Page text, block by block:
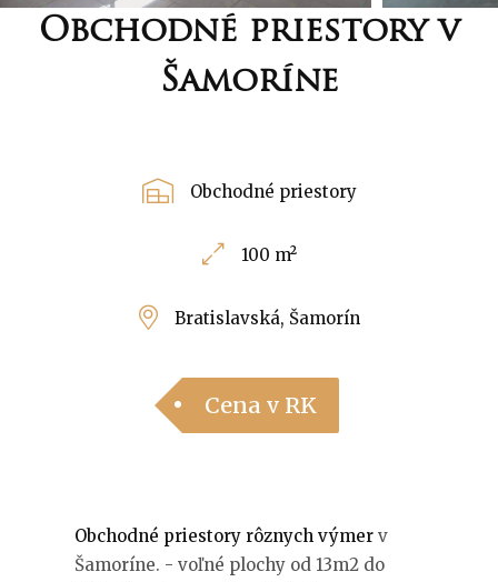
Obchodné priestory v
Šamoríne
Obchodné priestory
100 m²
Bratislavská, Šamorín
Cena v RK
Obchodné priestory rôznych výmer v
Šamoríne. - voľné plochy od 13m2 do